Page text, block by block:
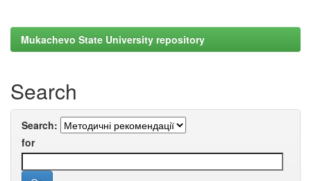
Mukachevo State University repository
Search
Search:
for